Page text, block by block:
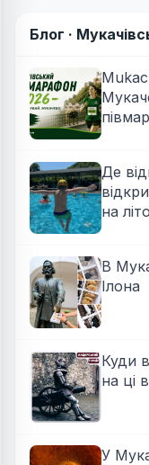
Блог ·
Де
на
В
Ілона
Куди
на ці
У